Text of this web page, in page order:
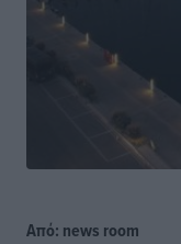
Από: news room